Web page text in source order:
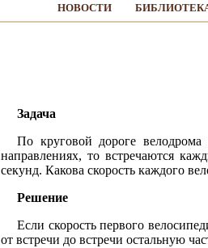
НОВОСТИ
Задача
По круговой дороге
направлениях, то встречаются
секунд. Какова скорость каждого
Решение
Если скорость первого
от встречи до встречи остальную